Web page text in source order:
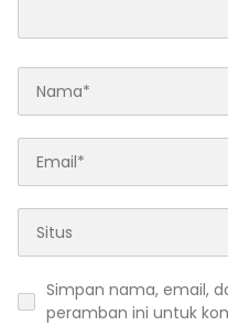
Simpan nama, email,
peramban ini untuk